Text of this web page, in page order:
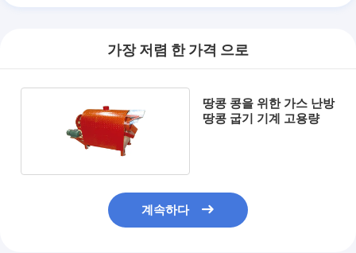
가장 저렴 한 가격 으로
땅콩 콩을 위한 가스 난방
땅콩 굽기 기계 고용량
계속하다